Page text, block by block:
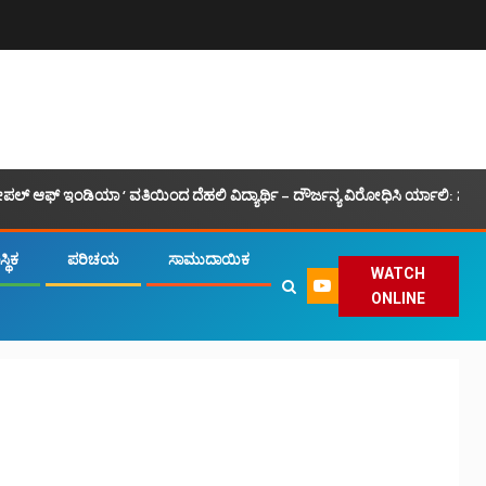
‘ ವತಿಯಿಂದ ದೆಹಲಿ ವಿದ್ಯಾರ್ಥಿ – ದೌರ್ಜನ್ಯ ವಿರೋಧಿಸಿ ರ್ಯಾಲಿ: ಸಮಾನ ಮನಸ್ಕ
ಪರಿಚಯ ಸಾಮುದಾಯಿಕ
WATCH
ONLINE